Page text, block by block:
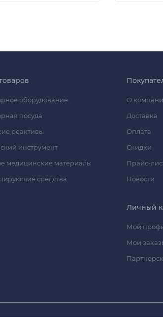
оборудование
посуда
реактивы
инструмент
медицинские материалы
средства
О
Доставка
Оплата
Скидки
Прайс-
Новости
Личный
Мой
Мои